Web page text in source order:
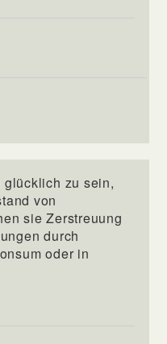
glücklich zu sein,
von
sie Zerstreuung
durch
oder in